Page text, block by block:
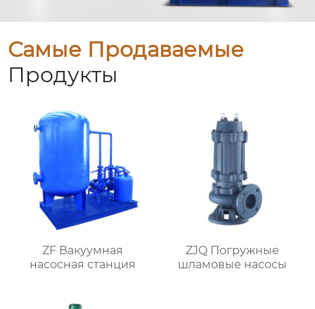
Самые Продаваемые
Продукты
ZF Вакуумная
насосная станция
ZJQ Погружные
шламовые насосы